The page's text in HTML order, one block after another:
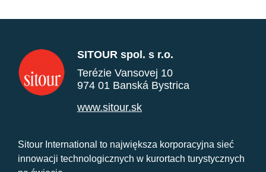
SITOUR spol. s r.o.
Terézie Vansovej 10
974 01 Banská Bystrica
www.sitour.sk
Sitour International to największa korporacyjna sieć
innowacji technologicznych w kurortach turystycznych